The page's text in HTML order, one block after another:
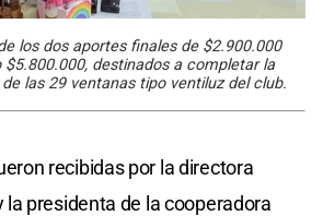
los dos aportes finales de $2.900.000
destinados a completar la
las 29 ventanas tipo ventiluz del club.
recibidas por la directora
la presidenta de la cooperadora